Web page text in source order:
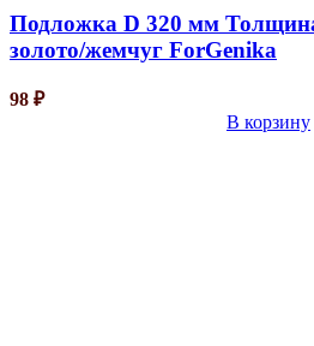
Подложка D 320 мм
золото/жемчуг ForGenika
98 ₽
В корзину